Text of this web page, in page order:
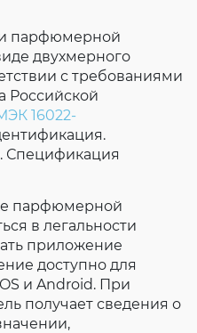
парфюмерной
двухмерного
с требованиями
Российской
16022-
Спецификация
парфюмерной
в легальности
приложение
доступно для
и Android. При
получает сведения о